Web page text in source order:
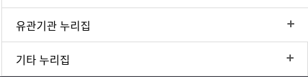
유관기관 누리집
기타 누리집